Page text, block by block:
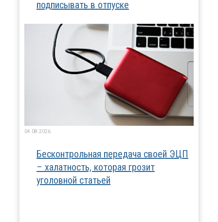
подписывать в отпуске
04.08.2026
Бесконтрольная передача своей ЭЦП
– халатность, которая грозит
уголовной статьей